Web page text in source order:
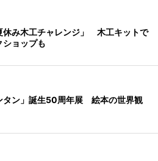
休み木工チャレンジ」 木工キットで
ショップも
タン」誕生50周年展 絵本の世界観